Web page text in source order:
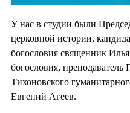
У нас в студии были
церковной истории,
богословия священник
богословия, преподаватель
Тихоновского
Евгений Агеев.